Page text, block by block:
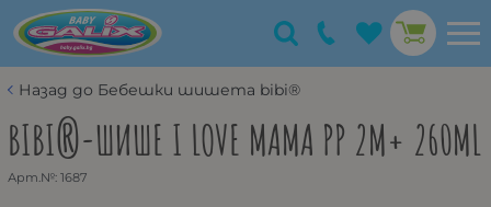
Назад до Бебешки шишета bibi®
BIBI®-ШИШЕ I LOVE MAMA PP 2М+ 260ML
Арт.№: 1687